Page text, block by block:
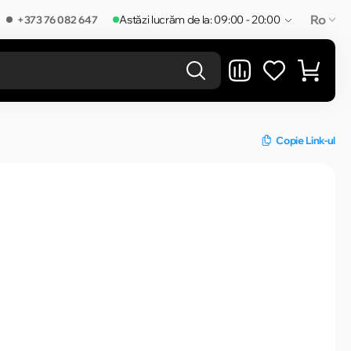
+373 76 082 647 Astăzi lucrăm de la: 09:00 - 20:00 Ro
Copie Link-ul